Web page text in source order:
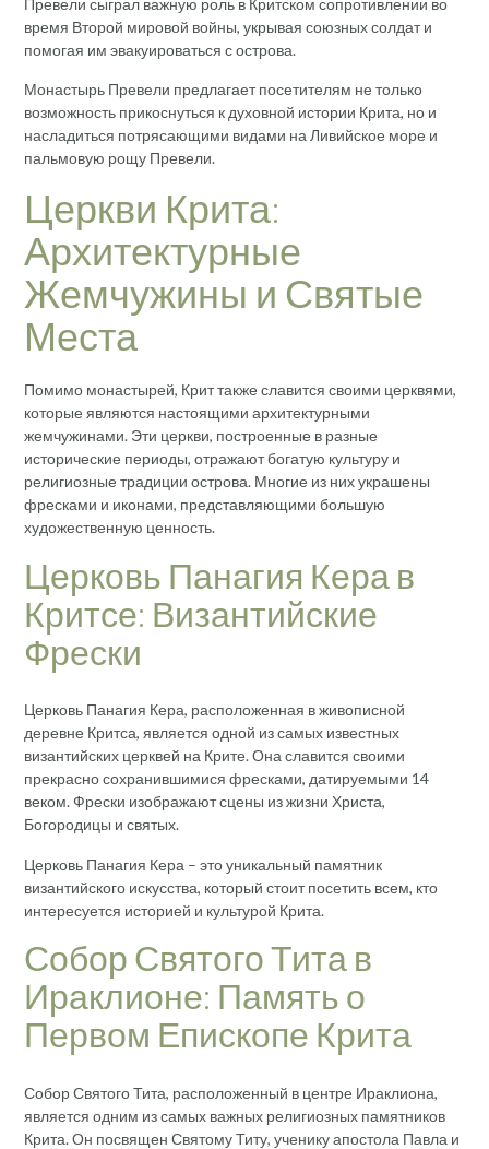
время Второй мировой войны, укрывая союзных солдат и
помогая им эвакуироваться с острова.
Монастырь Превели предлагает посетителям не только
возможность прикоснуться к духовной истории Крита, но и
насладиться потрясающими видами на Ливийское море и
пальмовую рощу Превели.
Церкви Крита:
Архитектурные
Жемчужины и Святые
Места
Помимо монастырей, Крит также славится своими церквями,
которые являются настоящими архитектурными
жемчужинами. Эти церкви, построенные в разные
исторические периоды, отражают богатую культуру и
религиозные традиции острова. Многие из них украшены
фресками и иконами, представляющими большую
художественную ценность.
Церковь Панагия Кера в
Критсе: Византийские
Фрески
Церковь Панагия Кера, расположенная в живописной
деревне Критса, является одной из самых известных
византийских церквей на Крите. Она славится своими
прекрасно сохранившимися фресками, датируемыми 14
веком. Фрески изображают сцены из жизни Христа,
Богородицы и святых.
Церковь Панагия Кера – это уникальный памятник
византийского искусства, который стоит посетить всем, кто
интересуется историей и культурой Крита.
Собор Святого Тита в
Ираклионе: Память о
Первом Епископе Крита
Собор Святого Тита, расположенный в центре Ираклиона,
является одним из самых важных религиозных памятников
Крита. Он посвящен Святому Титу, ученику апостола Павла и